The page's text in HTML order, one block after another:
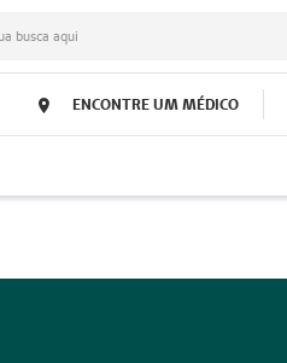
busca aqui
ENCONTRE UM MÉDICO